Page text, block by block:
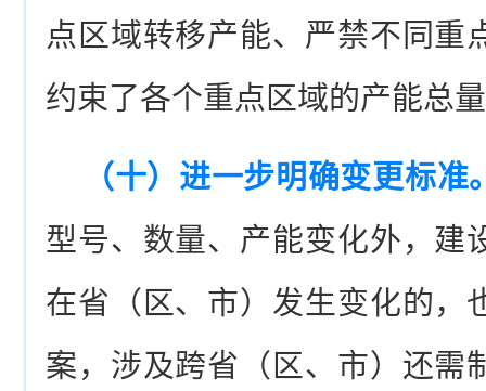
点区域转移产能、严禁不同重
约束了各个重点区域的产能总
（十）进一步明确变更标准
型号、数量、产能变化外，建
在省（区、市）发生变化的，
案，涉及跨省（区、市）还需